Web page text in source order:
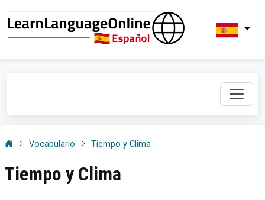
Vocabulario Tiempo y Clima
Tiempo y Clima